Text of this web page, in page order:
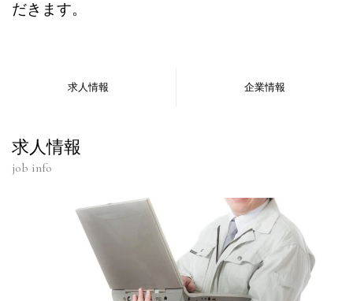
だきます。
求人情報 企業情報
求人情報
job info